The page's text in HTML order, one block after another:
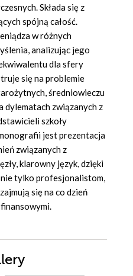
Składa się z
spójną całość.
w różnych
analizując jego
dla sfery
się na problemie
średniowieczu
dylematach związanych z
szkoły
jest prezentacja
związanych z
klarowny język, dzięki
nie tylko profesjonalistom,
się na co dzień